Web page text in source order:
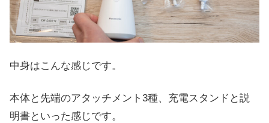
中身はこんな感じです。
本体と先端のアタッチメント3種、充電スタンドと説
明書といった感じです。